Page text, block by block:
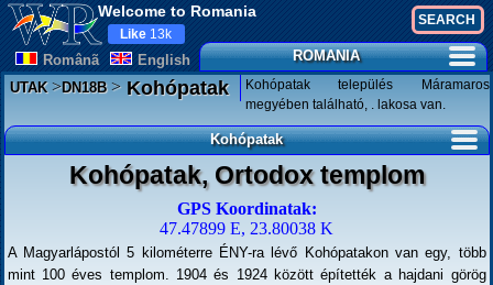
Welcome to Romania
Românã English
Like 13k
ROMANIA
UTAK>DN18B>Kohópatak
Kohópatak település Máramaros
megyében található, . lakosa van.
Kohópatak
Kohópatak, Ortodox templom
GPS Koordinatak:
47.47899 E, 23.80038 K
A Magyarlápostól 5 kilométerre ÉNY-ra lévő Kohópatakon van egy, több
mint 100 éves templom. 1904 és 1924 között építették a hajdani görög